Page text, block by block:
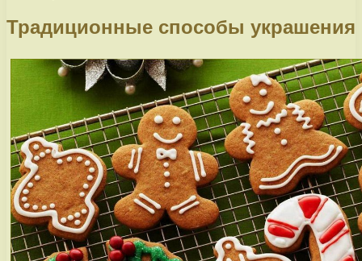
Традиционные способы украшения